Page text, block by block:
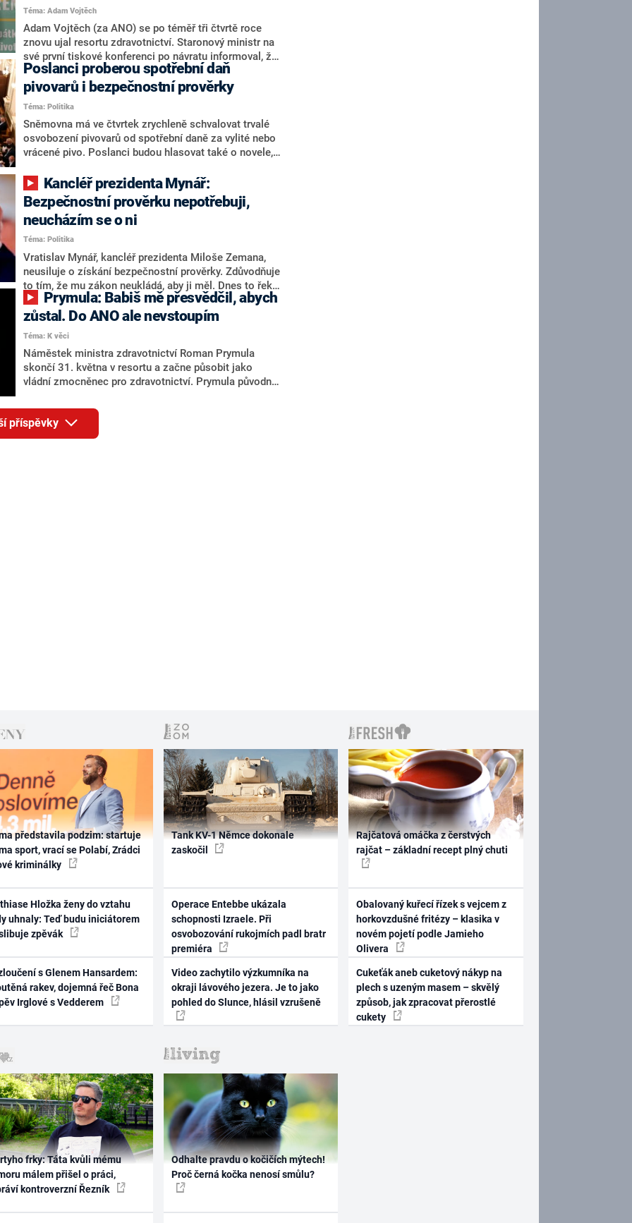
Téma: Adam Vojtěch
Adam Vojtěch (za ANO) se po téměř tři čtvrtě roce
znovu ujal resortu zdravotnictví. Staronový ministr na
své první tiskové konferenci po návratu informoval, že
mezi jeho hlavní priority bude patřit dokončení
procesu očkování či zajištění dostatečného testování
do budoucna, aby se epidemie znovu nerozmohla.
Často za něj před novináři zaskakoval premiér Andrej
Babiš (ANO). Ten sebe i Vojtěcha hájil kvůli chybám,
které vláda loni na přelomu léta a podzimu učinila.
Poslanci proberou spotřební daň
pivovarů i bezpečnostní prověrky
Téma: Politika
Sněmovna má ve čtvrtek zrychleně schvalovat trvalé
osvobození pivovarů od spotřební daně za vylité nebo
vrácené pivo. Poslanci budou hlasovat také o novele,
bezpečnostní prověrky při krizových stavech hrozit, že
nedostanou rozhodnutí včas. Ve druhém čtení by měli
poslanci pokračovat v debatě o sporném návrhu
takzvaného nízkouhlíkového zákona o výkupu
elektřiny z plánovaného bloku Jaderné elektrárny
Dukovany.
Bezpečnostní prověrku nepotřebuji,
neucházím se o ni
Téma: Politika
Vratislav Mynář, kancléř prezidenta Miloše Zemana,
neusiluje o získání bezpečnostní prověrky. Zdůvodňuje
to tím, že mu zákon neukládá, aby ji měl. Dnes to řekl
poslancům ze sněmovního rozpočtového výboru při
projednávání loňského hospodaření Kanceláře
zůstal. Do ANO ale nevstoupím
Téma: K věci
Náměstek ministra zdravotnictví Roman Prymula
skončí 31. května v resortu a začne působit jako
vládní zmocněnec pro zdravotnictví. Prymula původně
Andrej Babiš ho prý přesvědčil, aby zůstal. Prymula to
řekl v pořadu K věci televize CNN Prima NEWS.
příspěvky
představila podzim: startuje
sport, vrací se Polabí, Zrádci
kriminálky
Hložka ženy do vztahu
uhnaly: Teď budu iniciátorem
zpěvák
s Glenem Hansardem:
rakev, dojemná řeč Bona
Irglové s Vedderem
Tank KV-1 Němce dokonale
zaskočil
Operace Entebbe ukázala
schopnosti Izraele. Při
osvobozování rukojmích padl bratr
premiéra
Video zachytilo výzkumníka na
okraji lávového jezera. Je to jako
pohled do Slunce, hlásil vzrušeně
Rajčatová omáčka z čerstvých
rajčat – základní recept plný chuti
Obalovaný kuřecí řízek s vejcem z
horkovzdušné fritézy – klasika v
novém pojetí podle Jamieho
Olivera
Cukeťák aneb cuketový nákyp na
plech s uzeným masem – skvělý
způsob, jak zpracovat přerostlé
cukety
frky: Táta kvůli mému
málem přišel o práci,
kontroverzní Řezník
Odhalte pravdu o kočičích mýtech!
Proč černá kočka nenosí smůlu?